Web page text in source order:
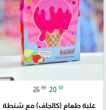
25 ₪ 20 ₪
علبة طعام (كالجاف) مع شنطة